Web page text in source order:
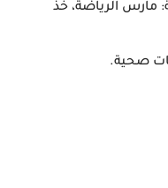
: مارس الرياضة، خذ
صحية.